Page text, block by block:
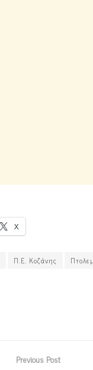
X
Π.Ε. Κοζάνης
Previous Post